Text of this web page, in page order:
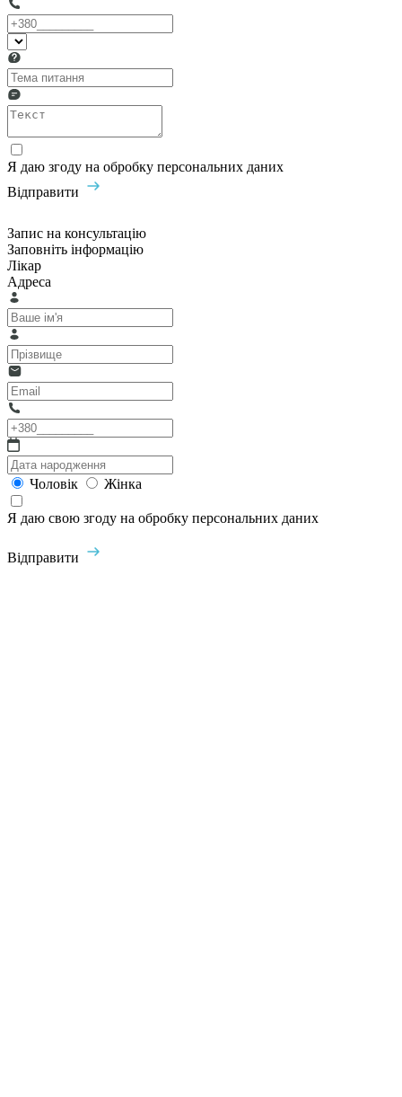
Я даю згоду на обробку персональних даних
Відправити
Запис на консультацію
Заповніть інформацію
Лікар
Адреса
Чоловік Жінка
Я даю свою згоду на обробку персональних даних
Відправити